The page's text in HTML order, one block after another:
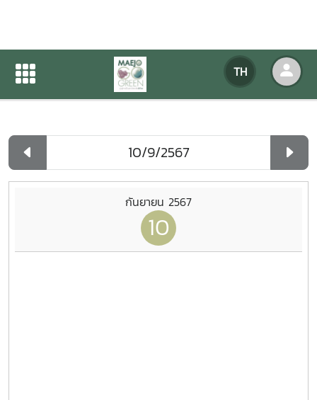
TH
ปฏิทินกิจกรรมของหน่วยงาน
ปฏิทินกิจกรรมของหน่วยงาน
กันยายน 2567
10